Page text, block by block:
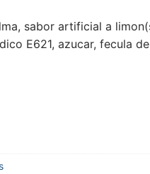
sabor artificial a
E621, azucar, fecula